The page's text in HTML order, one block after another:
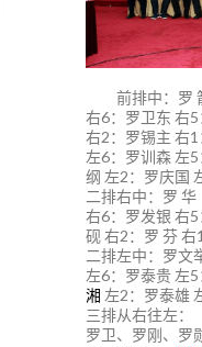
前排中：罗
右6：罗卫东 右
右2：罗锡主 右
左6：罗训森 左
纲 左2：罗庆国
二排右中：罗 华
右6：罗发银 右
砚 右2：罗 芬 右
二排左中：罗文
左6：罗泰贵 左5
湘 左2：罗泰雄
三排从右往左：
罗卫、罗刚、罗